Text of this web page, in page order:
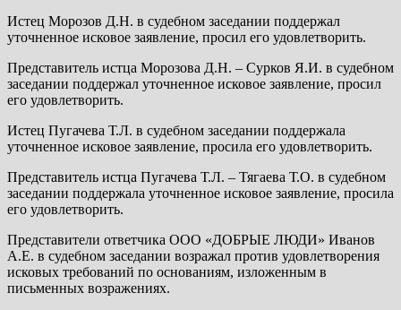
Истец Морозов Д.Н. в судебном заседании поддержал
уточненное исковое заявление, просил его удовлетворить.
Представитель истца Морозова Д.Н. – Сурков Я.И. в судебном
заседании поддержал уточненное исковое заявление, просил
его удовлетворить.
Истец Пугачева Т.Л. в судебном заседании поддержала
уточненное исковое заявление, просила его удовлетворить.
Представитель истца Пугачева Т.Л. – Тягаева Т.О. в судебном
заседании поддержала уточненное исковое заявление, просила
его удовлетворить.
Представители ответчика ООО «ДОБРЫЕ ЛЮДИ» Иванов
А.Е. в судебном заседании возражал против удовлетворения
исковых требований по основаниям, изложенным в
письменных возражениях.